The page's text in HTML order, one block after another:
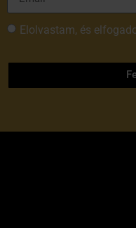
Elolvastam, és